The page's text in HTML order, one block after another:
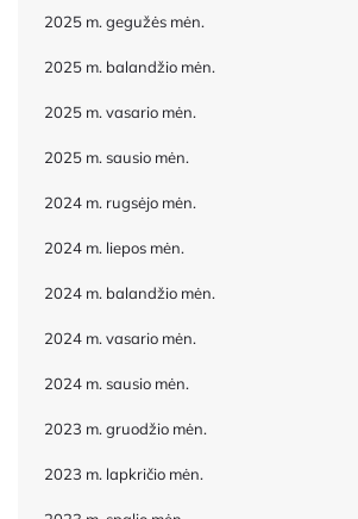
2025 m. gegužės mėn.
2025 m. balandžio mėn.
2025 m. vasario mėn.
2025 m. sausio mėn.
2024 m. rugsėjo mėn.
2024 m. liepos mėn.
2024 m. balandžio mėn.
2024 m. vasario mėn.
2024 m. sausio mėn.
2023 m. gruodžio mėn.
2023 m. lapkričio mėn.